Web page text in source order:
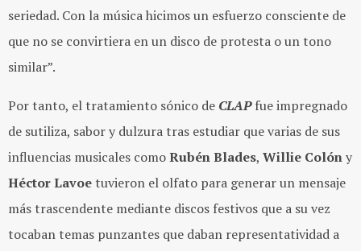
seriedad. Con la música hicimos un esfuerzo consciente de
que no se convirtiera en un disco de protesta o un tono
similar”.
Por tanto, el tratamiento sónico de CLAPfue impregnado
de sutiliza, sabor y dulzura tras estudiar que varias de sus
influencias musicales comoRubén Blades, Willie Colóny
Héctor Lavoe tuvieron el olfato para generar un mensaje
más trascendente mediante discos festivos que a su vez
tocaban temas punzantes que daban representatividad a